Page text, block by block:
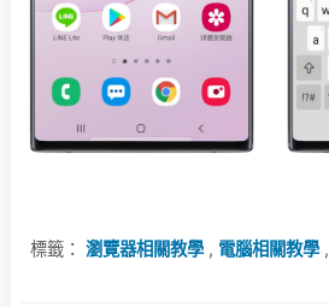
標籤： 瀏覽器相關教學, 電腦相關教學,